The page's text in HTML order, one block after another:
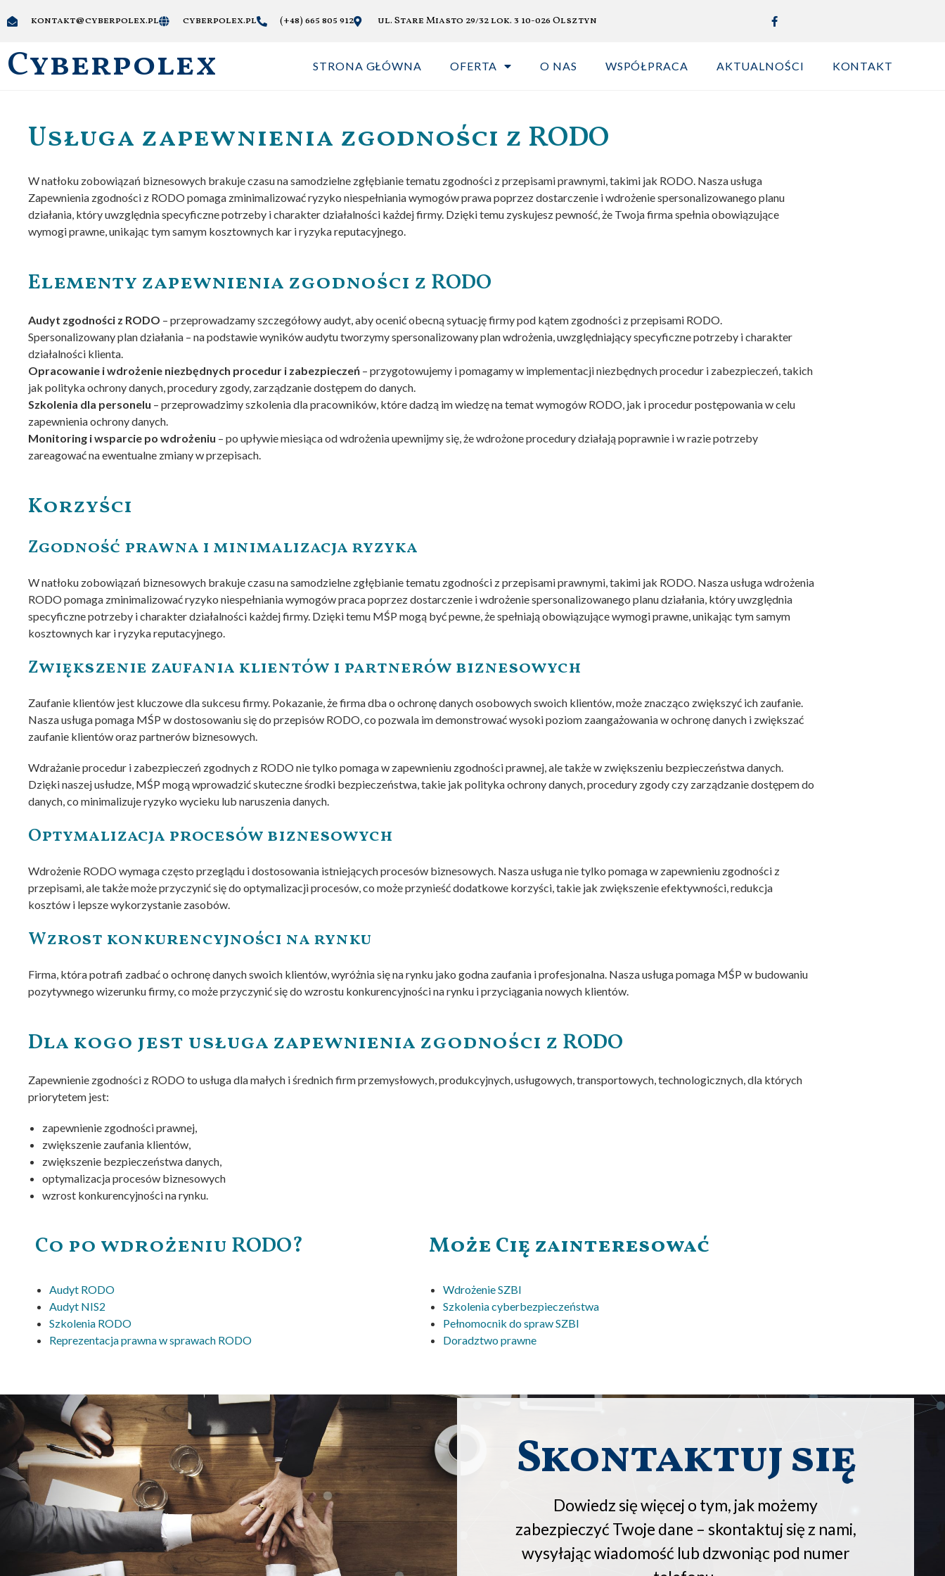
kontakt@cyberpolex.pl cyberpolex.pl (+48) 665 805 912 ul. Stare Miasto 29/32 lok. 3 10-026 Olsztyn
Cyberpolex STRONA GŁÓWNA OFERTA O NAS WSPÓŁPRACA AKTUALNOŚCI KONTAKT
Usługa zapewnienia zgodności z RODO
W natłoku zobowiązań biznesowych brakuje czasu na samodzielne zgłębianie tematu zgodności z przepisami prawnymi, takimi jak RODO. Nasza usługa
Zapewnienia zgodności z RODO pomaga zminimalizować ryzyko niespełniania wymogów prawa poprzez dostarczenie i wdrożenie spersonalizowanego planu
działania, który uwzględnia specyficzne potrzeby i charakter działalności każdej firmy. Dzięki temu zyskujesz pewność, że Twoja firma spełnia obowiązujące
wymogi prawne, unikając tym samym kosztownych kar i ryzyka reputacyjnego.
Elementy zapewnienia zgodności z RODO
Audyt zgodności z RODO – przeprowadzamy szczegółowy audyt, aby ocenić obecną sytuację firmy pod kątem zgodności z przepisami RODO.
Spersonalizowany plan działania – na podstawie wyników audytu tworzymy spersonalizowany plan wdrożenia, uwzględniający specyficzne potrzeby i charakter
działalności klienta.
Opracowanie i wdrożenie niezbędnych procedur i zabezpieczeń – przygotowujemy i pomagamy w implementacji niezbędnych procedur i zabezpieczeń, takich
jak polityka ochrony danych, procedury zgody, zarządzanie dostępem do danych.
Szkolenia dla personelu – przeprowadzimy szkolenia dla pracowników, które dadzą im wiedzę na temat wymogów RODO, jak i procedur postępowania w celu
zapewnienia ochrony danych.
Monitoring i wsparcie po wdrożeniu – po upływie miesiąca od wdrożenia upewnijmy się, że wdrożone procedury działają poprawnie i w razie potrzeby
zareagować na ewentualne zmiany w przepisach.
Korzyści
Zgodność prawna i minimalizacja ryzyka
W natłoku zobowiązań biznesowych brakuje czasu na samodzielne zgłębianie tematu zgodności z przepisami prawnymi, takimi jak RODO. Nasza usługa wdrożenia
RODO pomaga zminimalizować ryzyko niespełniania wymogów praca poprzez dostarczenie i wdrożenie spersonalizowanego planu działania, który uwzględnia
specyficzne potrzeby i charakter działalności każdej firmy. Dzięki temu MŚP mogą być pewne, że spełniają obowiązujące wymogi prawne, unikając tym samym
kosztownych kar i ryzyka reputacyjnego.
Zwiększenie zaufania klientów i partnerów biznesowych
Zaufanie klientów jest kluczowe dla sukcesu firmy. Pokazanie, że firma dba o ochronę danych osobowych swoich klientów, może znacząco zwiększyć ich zaufanie.
Nasza usługa pomaga MŚP w dostosowaniu się do przepisów RODO, co pozwala im demonstrować wysoki poziom zaangażowania w ochronę danych i zwiększać
zaufanie klientów oraz partnerów biznesowych.
Wdrażanie procedur i zabezpieczeń zgodnych z RODO nie tylko pomaga w zapewnieniu zgodności prawnej, ale także w zwiększeniu bezpieczeństwa danych.
Dzięki naszej usłudze, MŚP mogą wprowadzić skuteczne środki bezpieczeństwa, takie jak polityka ochrony danych, procedury zgody czy zarządzanie dostępem do
danych, co minimalizuje ryzyko wycieku lub naruszenia danych.
Optymalizacja procesów biznesowych
Wdrożenie RODO wymaga często przeglądu i dostosowania istniejących procesów biznesowych. Nasza usługa nie tylko pomaga w zapewnieniu zgodności z
przepisami, ale także może przyczynić się do optymalizacji procesów, co może przynieść dodatkowe korzyści, takie jak zwiększenie efektywności, redukcja
kosztów i lepsze wykorzystanie zasobów.
Wzrost konkurencyjności na rynku
Firma, która potrafi zadbać o ochronę danych swoich klientów, wyróżnia się na rynku jako godna zaufania i profesjonalna. Nasza usługa pomaga MŚP w budowaniu
pozytywnego wizerunku firmy, co może przyczynić się do wzrostu konkurencyjności na rynku i przyciągania nowych klientów.
Dla kogo jest usługa zapewnienia zgodności z RODO
Zapewnienie zgodności z RODO to usługa dla małych i średnich firm przemysłowych, produkcyjnych, usługowych, transportowych, technologicznych, dla których
priorytetem jest:
zapewnienie zgodności prawnej,
zwiększenie zaufania klientów,
zwiększenie bezpieczeństwa danych,
optymalizacja procesów biznesowych
wzrost konkurencyjności na rynku.
Co po wdrożeniu RODO?
Audyt RODO
Audyt NIS2
Szkolenia RODO
Reprezentacja prawna w sprawach RODO
Może Cię zainteresować
Wdrożenie SZBI
Szkolenia cyberbezpieczeństwa
Pełnomocnik do spraw SZBI
Doradztwo prawne
Skontaktuj się
Dowiedz się więcej o tym, jak możemy
zabezpieczyć Twoje dane – skontaktuj się z nami,
wysyłając wiadomość lub dzwoniąc pod numer